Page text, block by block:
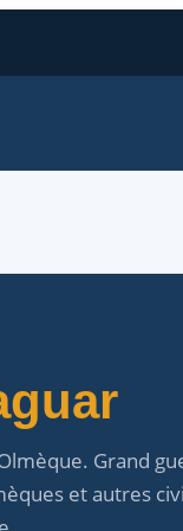
Grand
et autres